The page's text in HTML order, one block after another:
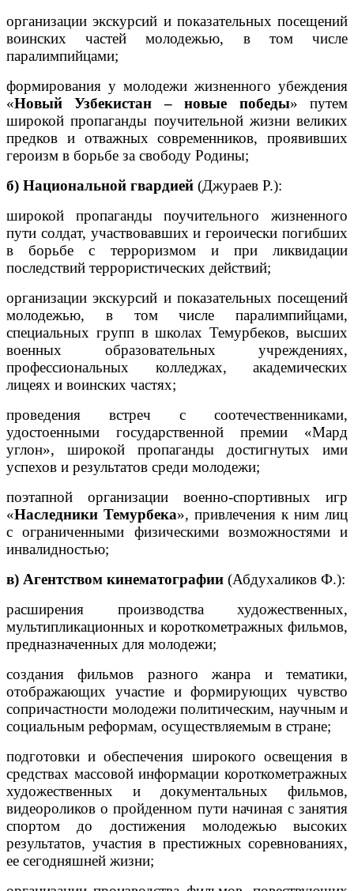
организации экскурсий и показательных посещений
воинских частей молодежью, в том числе
паралимпийцами;
формирования у молодежи жизненного убеждения
«Новый Узбекистан – новые победы» путем
широкой пропаганды поучительной жизни великих
предков и отважных современников, проявивших
героизм в борьбе за свободу Родины;
б) Национальной гвардией (Джураев Р.):
широкой пропаганды поучительного жизненного
пути солдат, участвовавших и героически погибших
в борьбе с терроризмом и при ликвидации
последствий террористических действий;
организации экскурсий и показательных посещений
молодежью, в том числе паралимпийцами,
специальных групп в школах Темурбеков, высших
военных образовательных учреждениях,
профессиональных колледжах, академических
лицеях и воинских частях;
проведения встреч с соотечественниками,
удостоенными государственной премии «Мард
углон», широкой пропаганды достигнутых ими
успехов и результатов среди молодежи;
поэтапной организации военно-спортивных игр
«Наследники Темурбека», привлечения к ним лиц
с ограниченными физическими возможностями и
инвалидностью;
в) Агентством кинематографии (Абдухаликов Ф.):
расширения производства художественных,
мультипликационных и короткометражных фильмов,
предназначенных для молодежи;
создания фильмов разного жанра и тематики,
отображающих участие и формирующих чувство
сопричастности молодежи политическим, научным и
социальным реформам, осуществляемым в стране;
подготовки и обеспечения широкого освещения в
средствах массовой информации короткометражных
художественных и документальных фильмов,
видеороликов о пройденном пути начиная с занятия
спортом до достижения молодежью высоких
результатов, участия в престижных соревнованиях,
ее сегодняшней жизни;